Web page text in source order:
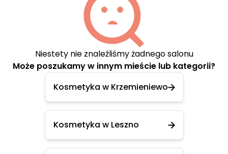
Niestety nie znaleźliśmy żadnego salonu
Może poszukamy w innym mieście lub kategorii?
Kosmetyka w Krzemieniewo
Kosmetyka w Leszno